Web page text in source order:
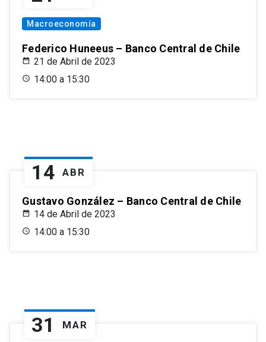
Macroeconomía
Federico Huneeus – Banco Central de Chile
21 de Abril de 2023
14:00 a 15:30
14 ABR
Gustavo González – Banco Central de Chile
14 de Abril de 2023
14:00 a 15:30
31 MAR